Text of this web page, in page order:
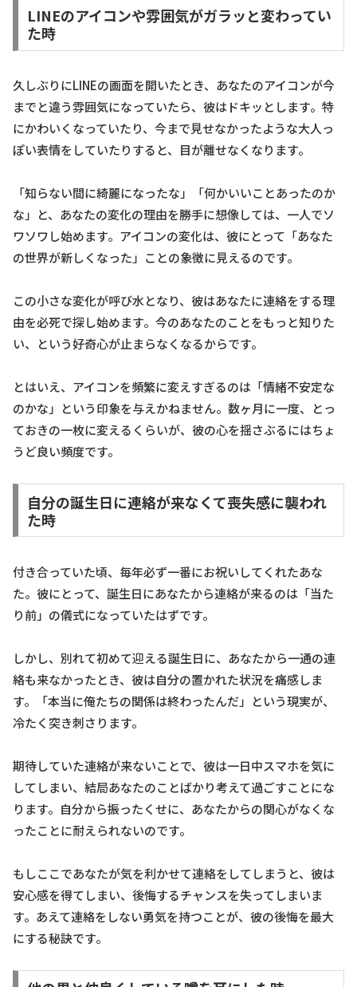
LINEのアイコンや雰囲気がガラッと変わってい
た時
久しぶりにLINEの画面を開いたとき、あなたのアイコンが今
までと違う雰囲気になっていたら、彼はドキッとします。特
にかわいくなっていたり、今まで見せなかったような大人っ
ぽい表情をしていたりすると、目が離せなくなります。
「知らない間に綺麗になったな」「何かいいことあったのか
な」と、あなたの変化の理由を勝手に想像しては、一人でソ
ワソワし始めます。アイコンの変化は、彼にとって「あなた
の世界が新しくなった」ことの象徴に見えるのです。
この小さな変化が呼び水となり、彼はあなたに連絡をする理
由を必死で探し始めます。今のあなたのことをもっと知りた
い、という好奇心が止まらなくなるからです。
とはいえ、アイコンを頻繁に変えすぎるのは「情緒不安定な
のかな」という印象を与えかねません。数ヶ月に一度、とっ
ておきの一枚に変えるくらいが、彼の心を揺さぶるにはちょ
うど良い頻度です。
自分の誕生日に連絡が来なくて喪失感に襲われ
た時
付き合っていた頃、毎年必ず一番にお祝いしてくれたあな
た。彼にとって、誕生日にあなたから連絡が来るのは「当た
り前」の儀式になっていたはずです。
しかし、別れて初めて迎える誕生日に、あなたから一通の連
絡も来なかったとき、彼は自分の置かれた状況を痛感しま
す。「本当に俺たちの関係は終わったんだ」という現実が、
冷たく突き刺さります。
期待していた連絡が来ないことで、彼は一日中スマホを気に
してしまい、結局あなたのことばかり考えて過ごすことにな
ります。自分から振ったくせに、あなたからの関心がなくな
ったことに耐えられないのです。
もしここであなたが気を利かせて連絡をしてしまうと、彼は
安心感を得てしまい、後悔するチャンスを失ってしまいま
す。あえて連絡をしない勇気を持つことが、彼の後悔を最大
にする秘訣です。